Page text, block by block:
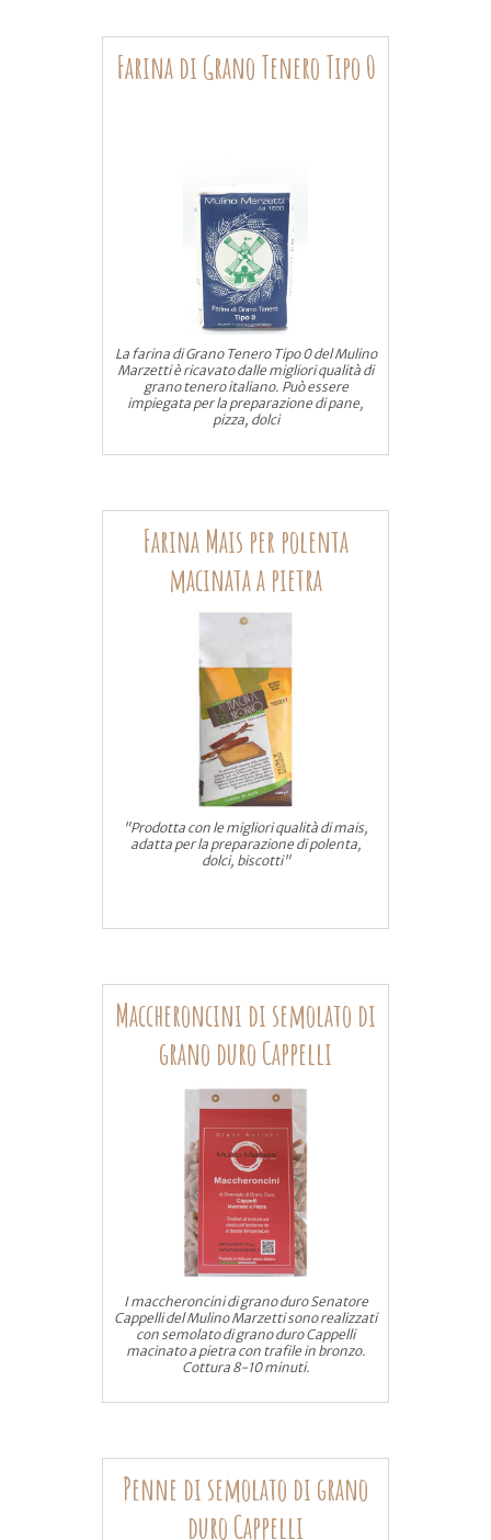
Farina di Grano Tenero Tipo 0
La farina di Grano Tenero Tipo 0 del Mulino
Marzetti è ricavato dalle migliori qualità di
grano tenero italiano. Può essere
impiegata per la preparazione di pane,
pizza, dolci
Farina Mais per polenta
macinata a pietra
"Prodotta con le migliori qualità di mais,
adatta per la preparazione di polenta,
dolci, biscotti"
Maccheroncini di semolato di
grano duro Cappelli
I maccheroncini di grano duro Senatore
Cappelli del Mulino Marzetti sono realizzati
con semolato di grano duro Cappelli
macinato a pietra con trafile in bronzo.
Cottura 8-10 minuti.
Penne di semolato di grano
duro Cappelli